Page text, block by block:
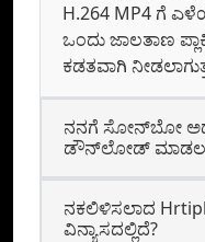
H.264 MP4 ಗೆ
ಒಂದು ಜಾಲತಾಣ
ಕಡತವಾಗಿ
ನನಗೆ ಸೋನ್‌ಬೋ
ಡೌನ್‌ಲೋಡ್‌ ಮಾಡಲು
ನಕಲಿಳಿಸಲಾದ
ವಿನ್ಯಾಸದಲ್ಲಿದೆ?